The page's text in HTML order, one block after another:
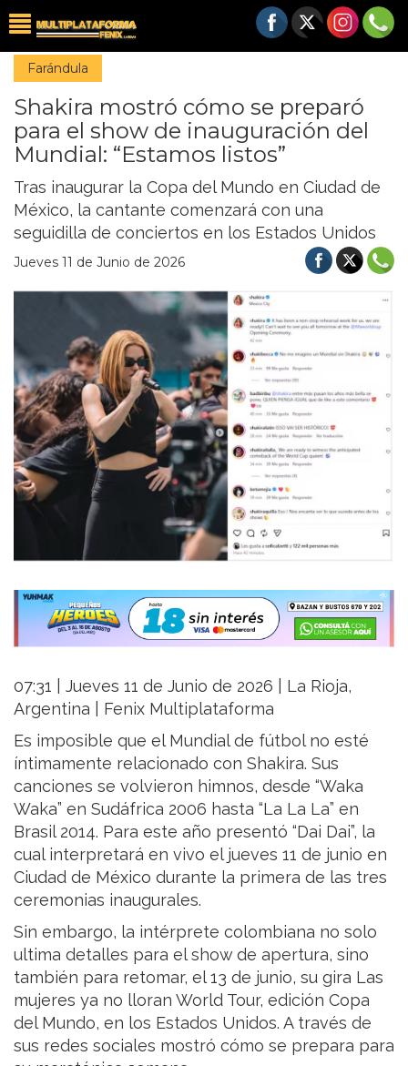
Farándula
Shakira mostró cómo se preparó
para el show de inauguración del
Mundial: “Estamos listos”
Tras inaugurar la Copa del Mundo en Ciudad de
México, la cantante comenzará con una
seguidilla de conciertos en los Estados Unidos
Jueves 11 de Junio de 2026
07:31 | Jueves 11 de Junio de 2026 | La Rioja,
Argentina | Fenix Multiplataforma
Es imposible que el Mundial de fútbol no esté
íntimamente relacionado con Shakira. Sus
canciones se volvieron himnos, desde “Waka
Waka” en Sudáfrica 2006 hasta “La La La” en
Brasil 2014. Para este año presentó “Dai Dai”, la
cual interpretará en vivo el jueves 11 de junio en
Ciudad de México durante la primera de las tres
ceremonias inaugurales.
Sin embargo, la intérprete colombiana no solo
ultima detalles para el show de apertura, sino
también para retomar, el 13 de junio, su gira Las
mujeres ya no lloran World Tour, edición Copa
del Mundo, en los Estados Unidos. A través de
sus redes sociales mostró cómo se prepara para